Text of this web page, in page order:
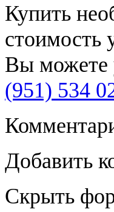
Купить
стоимость
Вы можете
(951) 534
Добавить
Скрыть